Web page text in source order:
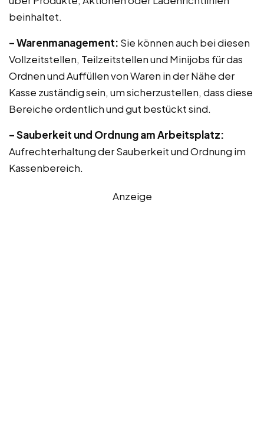
beinhaltet.
– Warenmanagement: Sie können auch bei diesen
Vollzeitstellen, Teilzeitstellen und Minijobs für das
Ordnen und Auffüllen von Waren in der Nähe der
Kasse zuständig sein, um sicherzustellen, dass diese
Bereiche ordentlich und gut bestückt sind.
– Sauberkeit und Ordnung am Arbeitsplatz:
Aufrechterhaltung der Sauberkeit und Ordnung im
Kassenbereich.
Anzeige